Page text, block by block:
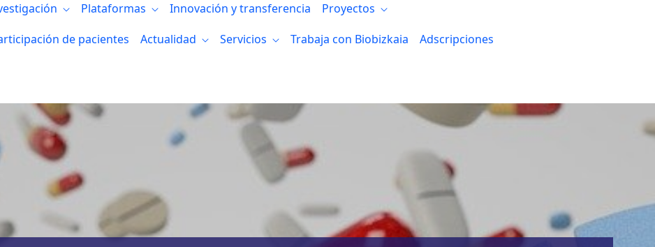
Plataformas Innovación y transferencia
Proyectos
de pacientes Actualidad Servicios Trabaja con Biobizkaia
Adscripciones